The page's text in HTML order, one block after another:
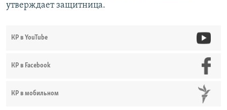
утверждает защитница.
КР в YouTube
КР в Facebook
КР в мобильном